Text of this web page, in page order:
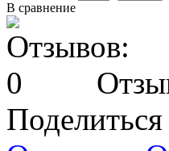
В сравнение
Поделиться